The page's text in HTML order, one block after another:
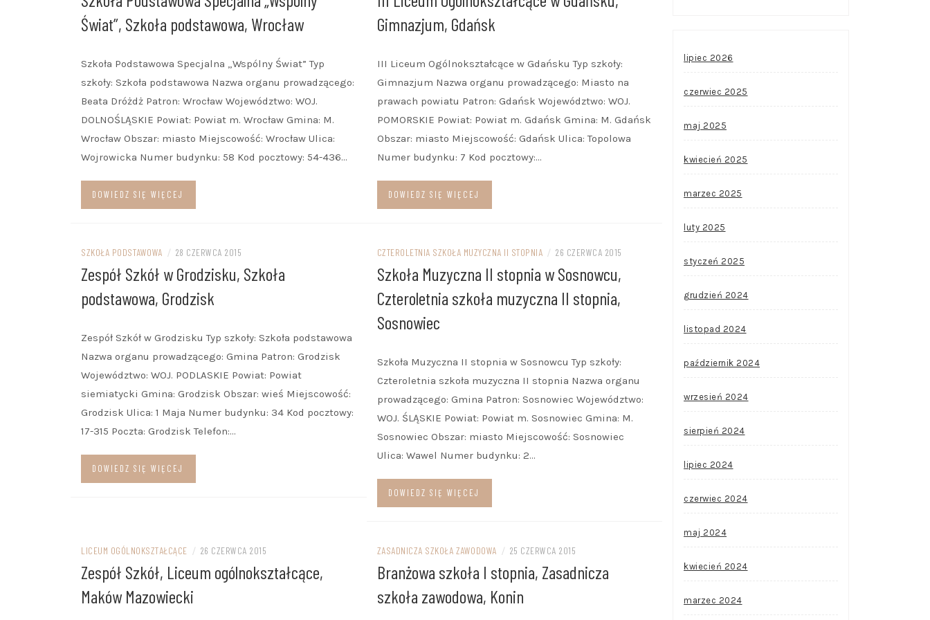
Świat”, Szkoła podstawowa, Wrocław
Szkoła Podstawowa Specjalna „Wspólny Świat” Typ
szkoły: Szkoła podstawowa Nazwa organu prowadzącego:
Beata Dróżdż Patron: Wrocław Województwo: WOJ.
DOLNOŚLĄSKIE Powiat: Powiat m. Wrocław Gmina: M.
Wrocław Obszar: miasto Miejscowość: Wrocław Ulica:
Wojrowicka Numer budynku: 58 Kod pocztowy: 54-436…
DOWIEDZ SIĘ WIĘCEJ
Gimnazjum, Gdańsk
III Liceum Ogólnokształcące w Gdańsku Typ szkoły:
Gimnazjum Nazwa organu prowadzącego: Miasto na
prawach powiatu Patron: Gdańsk Województwo: WOJ.
POMORSKIE Powiat: Powiat m. Gdańsk Gmina: M. Gdańsk
Obszar: miasto Miejscowość: Gdańsk Ulica: Topolowa
Numer budynku: 7 Kod pocztowy:…
DOWIEDZ SIĘ WIĘCEJ
SZKOŁA PODSTAWOWA / 28 CZERWCA 2015
Zespół Szkół w Grodzisku, Szkoła
podstawowa, Grodzisk
Zespół Szkół w Grodzisku Typ szkoły: Szkoła podstawowa
Nazwa organu prowadzącego: Gmina Patron: Grodzisk
Województwo: WOJ. PODLASKIE Powiat: Powiat
siemiatycki Gmina: Grodzisk Obszar: wieś Miejscowość:
Grodzisk Ulica: 1 Maja Numer budynku: 34 Kod pocztowy:
17-315 Poczta: Grodzisk Telefon:…
DOWIEDZ SIĘ WIĘCEJ
CZTEROLETNIA SZKOŁA MUZYCZNA II STOPNIA / 26 CZERWCA 2015
Szkoła Muzyczna II stopnia w Sosnowcu,
Czteroletnia szkoła muzyczna II stopnia,
Sosnowiec
Szkoła Muzyczna II stopnia w Sosnowcu Typ szkoły:
Czteroletnia szkoła muzyczna II stopnia Nazwa organu
prowadzącego: Gmina Patron: Sosnowiec Województwo:
WOJ. ŚLĄSKIE Powiat: Powiat m. Sosnowiec Gmina: M.
Sosnowiec Obszar: miasto Miejscowość: Sosnowiec
Ulica: Wawel Numer budynku: 2…
DOWIEDZ SIĘ WIĘCEJ
LICEUM OGÓLNOKSZTAŁCĄCE / 26 CZERWCA 2015
Zespół Szkół, Liceum ogólnokształcące,
Maków Mazowiecki
ZASADNICZA SZKOŁA ZAWODOWA / 25 CZERWCA 2015
Branżowa szkoła I stopnia, Zasadnicza
szkoła zawodowa, Konin
lipiec 2026
czerwiec 2025
maj 2025
kwiecień 2025
marzec 2025
luty 2025
styczeń 2025
grudzień 2024
listopad 2024
październik 2024
wrzesień 2024
sierpień 2024
lipiec 2024
czerwiec 2024
maj 2024
kwiecień 2024
marzec 2024